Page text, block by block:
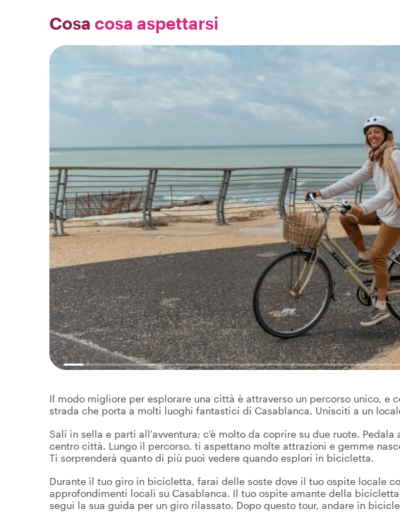
Cosa cosa aspettarsi
Il modo migliore per esplorare una città è attraverso un percorso unico, e
strada che porta a molti luoghi fantastici di Casablanca. Unisciti a un
Sali in sella e parti all'avventura; c'è molto da coprire su due ruote.
centro città. Lungo il percorso, ti aspettano molte attrazioni e gemme
Ti sorprenderà quanto di più puoi vedere quando esplori in bicicletta.
Durante il tuo giro in bicicletta, farai delle soste dove il tuo ospite locale
approfondimenti locali su Casablanca. Il tuo ospite amante della
segui la sua guida per un giro rilassato. Dopo questo tour, andare in